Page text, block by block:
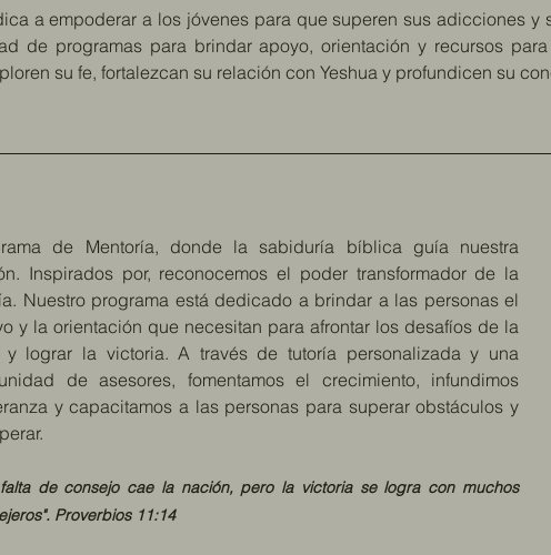
a empoderar a los jóvenes para que superen sus adicciones y
de programas para brindar apoyo, orientación y recursos
su fe, fortalezcan su relación con Yeshua y profundicen su
de Mentoría, donde la sabiduría bíblica guía nuestra
Inspirados por, reconocemos el poder transformador de la
Nuestro programa está dedicado a brindar a las personas el
y la orientación que necesitan para afrontar los desafíos de la
y lograr la victoria. A través de tutoría personalizada y una
de asesores, fomentamos el crecimiento, infundimos
y capacitamos a las personas para superar obstáculos y
de consejo cae la nación, pero la victoria se logra con muchos
Proverbios 11:14